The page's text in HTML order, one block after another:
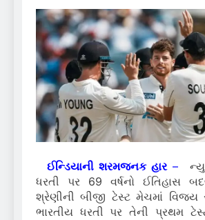
ઈન્ડિયાની શરમજનક હાર–
ધરતી પર 69 વર્ષનો ઈતિહાસ
શ્રેણીની બીજી ટેસ્ટ મેચમાં વિજય
ભારતીય ધરતી પર તેની પ્રથમ